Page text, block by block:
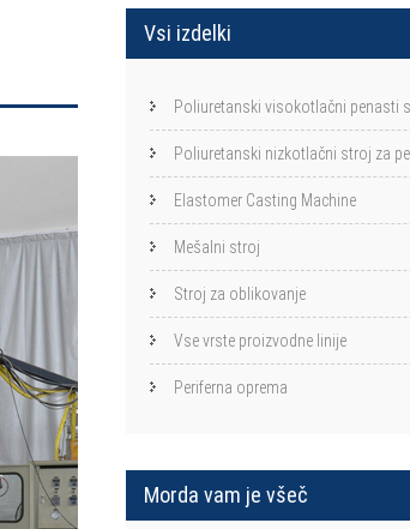
Vsi izdelki
Poliuretanski visokotlačni penasti
Poliuretanski nizkotlačni stroj za
Elastomer Casting Machine
Mešalni stroj
Stroj za oblikovanje
Vse vrste proizvodne linije
Periferna oprema
Morda vam je všeč